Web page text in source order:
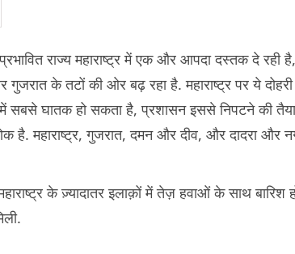
राज्य महाराष्ट्र में एक और आपदा दस्तक दे रही
गुजरात के तटों की ओर बढ़ रहा है. महाराष्‍ट्र पर ये
सबसे घातक हो सकता है, प्रशासन इससे निपटने की
है. महाराष्ट्र, गुजरात, दमन और दीव, और दादरा और
के ज़्यादातर इलाक़ों में तेज़ हवाओं के साथ बारिश